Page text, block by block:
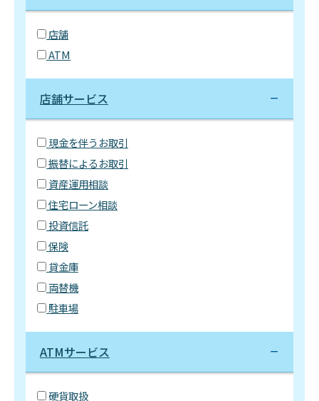
店舗
ATM
店舗サービス
現金を伴うお取引
振替によるお取引
資産運用相談
住宅ローン相談
投資信託
保険
貸金庫
両替機
駐車場
ATMサービス
硬貨取扱